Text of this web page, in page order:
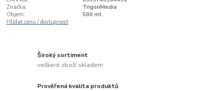
Značka:
TrigonMedia
Objem:
500 ml
Hlídat cenu / dostupnost
Široký sortiment
veškeré zboží skladem
Prověřená kvalita produktů